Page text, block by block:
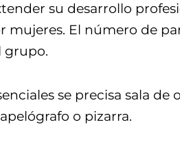
su desarrollo
mujeres. El número de
grupo.
se precisa sala
o pizarra.